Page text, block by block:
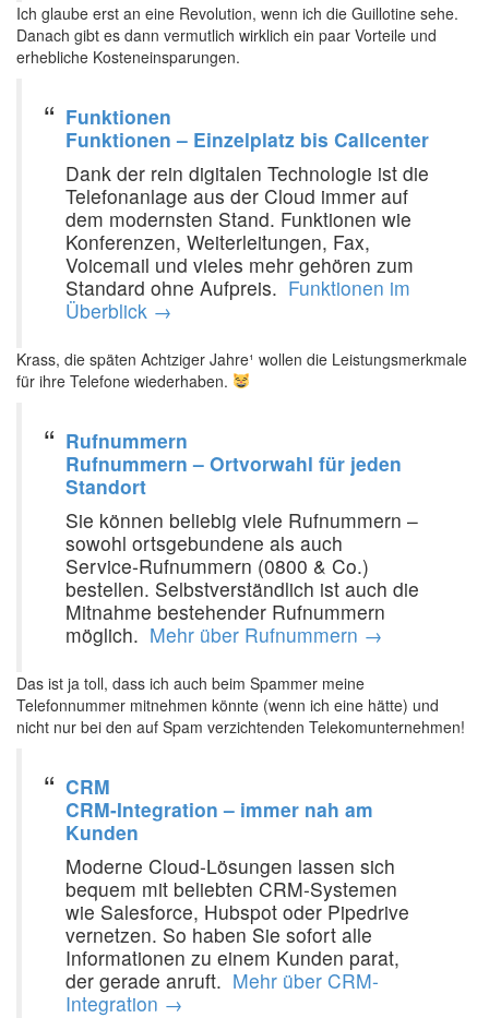
Ich glaube erst an eine Revolution, wenn ich die Guillotine sehe.
Danach gibt es dann vermutlich wirklich ein paar Vorteile und
erhebliche Kosteneinsparungen. ‍
Funktionen
Funktionen – Einzelplatz bis Callcenter
Dank der rein digitalen Technologie ist die
Telefonanlage aus der Cloud immer auf
dem modernsten Stand. Funktionen wie
Konferenzen, Weiterleitungen, Fax,
Voicemail und vieles mehr gehören zum
Standard ohne Aufpreis. ‍ Funktionen im
Überblick →
Krass, die späten Achtziger Jahre¹ wollen die Leistungsmerkmale
für ihre Telefone wiederhaben.
Rufnummern
Rufnummern – Ortvorwahl für jeden
Standort
Sie können beliebig viele Rufnummern –
sowohl ortsgebundene als auch
Service‑Rufnummern (0800 & Co.)
bestellen. Selbstverständlich ist auch die
Mitnahme bestehender Rufnummern
möglich. ‍ Mehr über Rufnummern →
Das ist ja toll, dass ich auch beim Spammer meine
Telefonnummer mitnehmen könnte (wenn ich eine hätte) und
nicht nur bei den auf Spam verzichtenden Telekomunternehmen! ‍
CRM
CRM-Integration – immer nah am
Kunden
Moderne Cloud-Lösungen lassen sich
bequem mit beliebten CRM-Systemen
wie Salesforce, Hubspot oder Pipedrive
vernetzen. So haben Sie sofort alle
Informationen zu einem Kunden parat,
der gerade anruft. ‍ Mehr über CRM-
Integration →